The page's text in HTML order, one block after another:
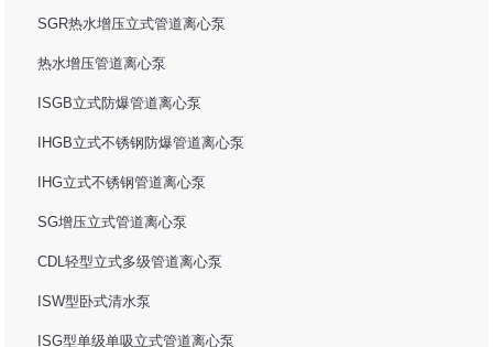
SGR热水增压立式管道离心泵
热水增压管道离心泵
ISGB立式防爆管道离心泵
IHGB立式不锈钢防爆管道离心泵
IHG立式不锈钢管道离心泵
SG增压立式管道离心泵
CDL轻型立式多级管道离心泵
ISW型卧式清水泵
ISG型单级单吸立式管道离心泵